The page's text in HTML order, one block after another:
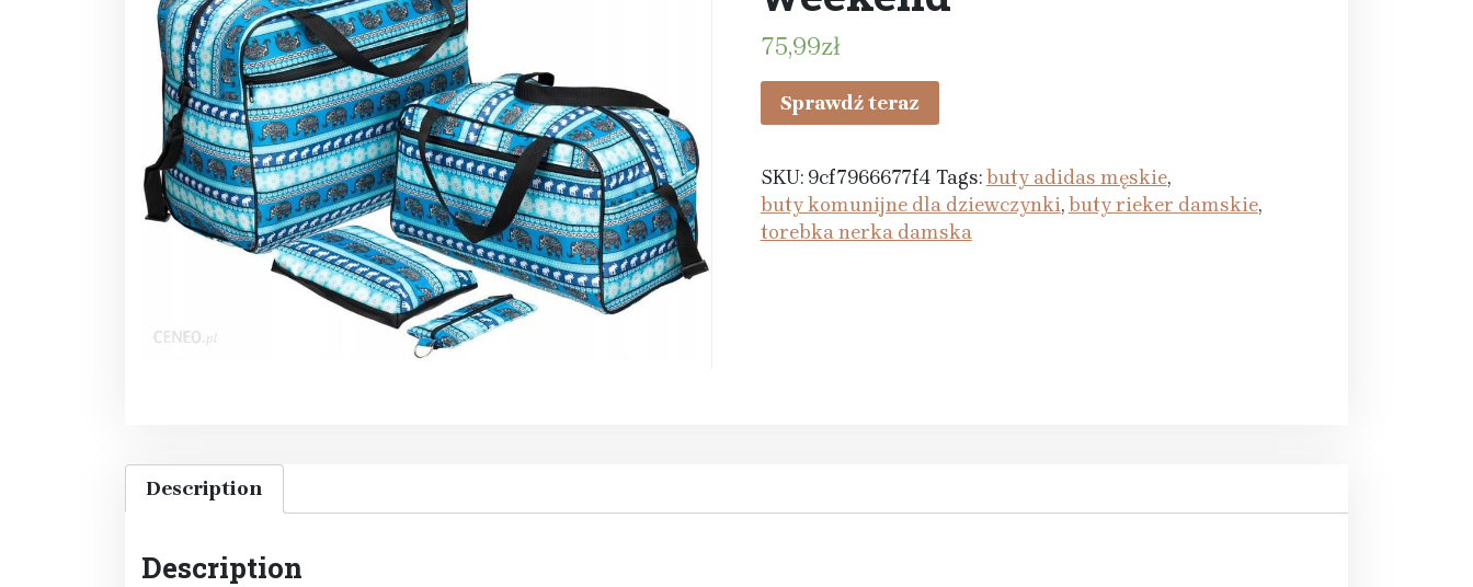
75,99zł
Sprawdź teraz
SKU: 9cf7966677f4 Tags:buty adidas męskie,
buty komunijne dla dziewczynki,buty rieker damskie,
torebka nerka damska
Description
Description